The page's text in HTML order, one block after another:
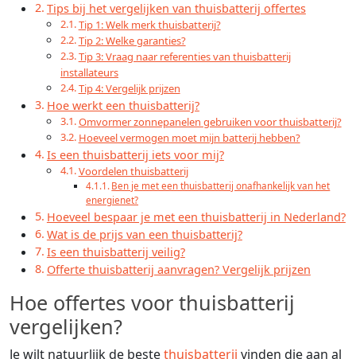
Tips bij het vergelijken van thuisbatterij offertes
Tip 1: Welk merk thuisbatterij?
Tip 2: Welke garanties?
Tip 3: Vraag naar referenties van thuisbatterij
installateurs
Tip 4: Vergelijk prijzen
Hoe werkt een thuisbatterij?
Omvormer zonnepanelen gebruiken voor thuisbatterij?
Hoeveel vermogen moet mijn batterij hebben?
Is een thuisbatterij iets voor mij?
Voordelen thuisbatterij
Ben je met een thuisbatterij onafhankelijk van het
energienet?
Hoeveel bespaar je met een thuisbatterij in Nederland?
Wat is de prijs van een thuisbatterij?
Is een thuisbatterij veilig?
Offerte thuisbatterij aanvragen? Vergelijk prijzen
Hoe offertes voor thuisbatterij
vergelijken?
Je wilt natuurlijk de bestethuisbatterij vinden die aan al